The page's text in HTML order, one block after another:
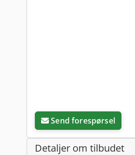
Send forespørsel
Detaljer om tilbudet